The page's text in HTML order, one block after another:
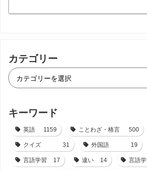
カテゴリー
キーワード
英語 1159 ことわざ・格言 500
クイズ 31 外国語 19
言語学習 17 違い 14 言語学